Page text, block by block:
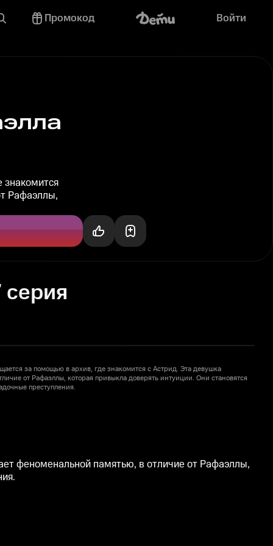
Промокод Войти
Рафаэллы,
за помощью в архив, где знакомится с Астрид. Эта девушка
от Рафаэллы, которая привыкла доверять интуиции. Они становятся
преступления.
феноменальной памятью, в отличие от Рафаэллы,